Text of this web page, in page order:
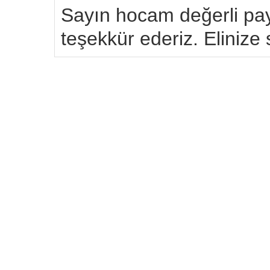
Sayın hocam değerli
teşekkür ederiz. Elinize